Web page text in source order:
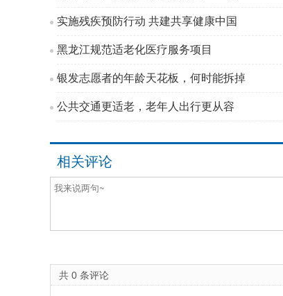
实施残疾预防行动 共建共享健康中国
黑龙江规范适老化医疗服务项目
银发志愿者的年龄天花板，何时能拆掉
公共交通更适老，老年人出行更从容
相关评论
共 0 条评论